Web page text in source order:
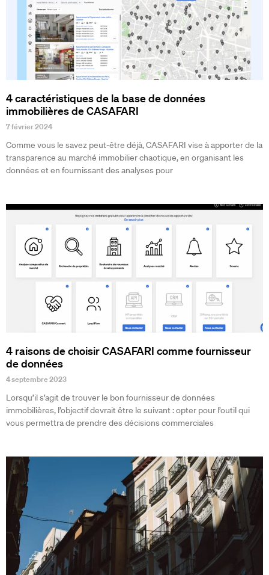
4 caractéristiques de la base de données
immobilières de CASAFARI
7 février 2024
Comme vous le savez peut-être déjà, CASAFARI vise à apporter de la
transparence au marché immobilier chaotique, en organisant les
données et en fournissant des analyses pour
4 raisons de choisir CASAFARI comme fournisseur
de données
4 septembre 2023
Lorsqu’il s’agit de trouver le bon fournisseur de données
immobilières, l’objectif devrait être le suivant : opter pour l’outil qui
vous permettra de prendre des décisions commerciales